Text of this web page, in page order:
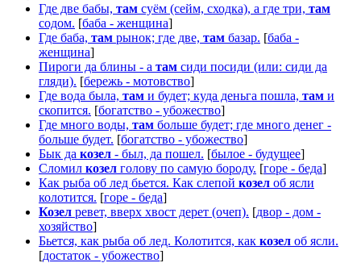
Где две бабы, там суём (сейм, сходка), а где три, там
содом. [баба - женщина]
Где баба, там рынок; где две, там базар. [баба -
женщина]
Пироги да блины - а там сиди посиди (или: сиди да
гляди). [бережь - мотовство]
Где вода была, там и будет; куда деньга пошла, там и
скопится. [богатство - убожество]
Где много воды, там больше будет; где много денег -
больше будет. [богатство - убожество]
Бык да козел - был, да пошел. [былое - будущее]
Сломил козел голову по самую бороду. [горе - беда]
Как рыба об лед бьется. Как слепой козел об ясли
колотится. [горе - беда]
Козел ревет, вверх хвост дерет (очеп). [двор - дом -
хозяйство]
Бьется, как рыба об лед. Колотится, как козел об ясли.
[достаток - убожество]